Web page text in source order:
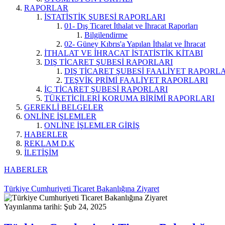
RAPORLAR
İSTATİSTİK ŞUBESİ RAPORLARI
01- Dış Ticaret İthalat ve İhracat Raporları
Bilgilendirme
02- Güney Kıbrıs'a Yapılan İthalat ve İhracat
İTHALAT VE İHRACAT İSTATİSTİK KİTABI
DIŞ TİCARET ŞUBESİ RAPORLARI
DIŞ TİCARET ŞUBESİ FAALİYET
TEŞVİK PRİMİ FAALİYET RAPORLARI
İÇ TİCARET ŞUBESİ RAPORLARI
TÜKETİCİLERİ KORUMA BİRİMİ RAPORLARI
GEREKLİ BELGELER
ONLİNE İŞLEMLER
ONLİNE İŞLEMLER GİRİŞ
HABERLER
REKLAM D.K
İLETİŞİM
HABERLER
Türkiye Cumhuriyeti Ticaret Bakanlığına Ziyaret
Yayınlanma tarihi: Şub 24, 2025